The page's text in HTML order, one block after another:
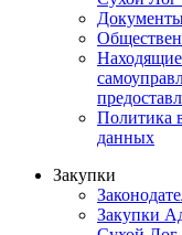
Политика
данных
Закупки
Закупки